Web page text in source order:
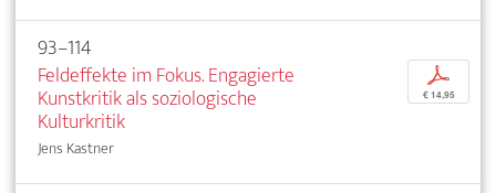
93–114
Feldeffekte im Fokus. Engagierte
Kunstkritik als soziologische
Kulturkritik
Jens Kastner
p
€ 14,95